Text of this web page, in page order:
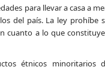
para llevar a casa a
del país. La ley prohíbe
cuanto a lo que
étnicos minoritarios